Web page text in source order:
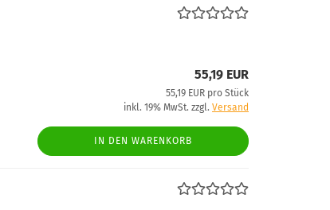
55,19 EUR
55,19 EUR pro Stück
inkl. 19% MwSt. zzgl. Versand
IN DEN WARENKORB